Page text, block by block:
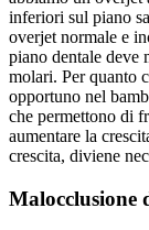
inferiori sul piano
overjet normale e
piano dentale deve
molari. Per quanto
opportuno nel
che permettono di
aumentare la
crescita, diviene
Malocclusione